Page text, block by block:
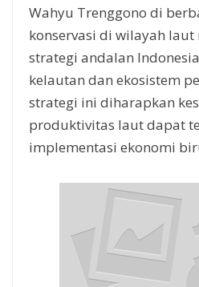
Wahyu Trenggono di
konservasi di wilayah
strategi andalan
kelautan dan ekosistem
strategi ini diharapkan
produktivitas laut dapat
implementasi ekonomi